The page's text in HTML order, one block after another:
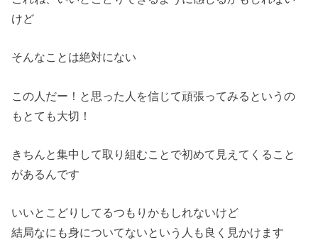
けど
そんなことは絶対にない
この人だー！と思った人を信じて頑張ってみるというの
もとても大切！
きちんと集中して取り組むことで初めて見えてくること
があるんです
いいとこどりしてるつもりかもしれないけど
結局なにも身についてないという人も良く見かけます